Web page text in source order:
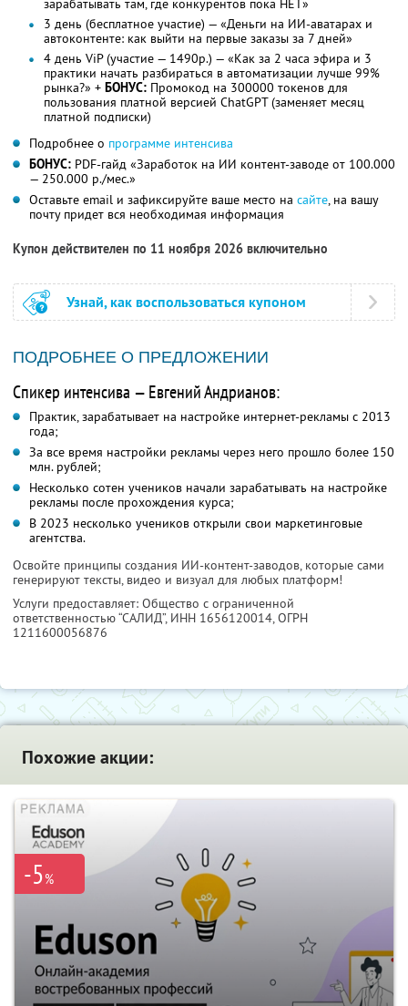
зарабатывать там, где конкурентов пока НЕТ»
3 день (бесплатное участие) — «Деньги на ИИ-аватарах и
автоконтенте: как выйти на первые заказы за 7 дней»
4 день ViP (участие — 1490р.) — «Как за 2 часа эфира и 3
практики начать разбираться в автоматизации лучше 99%
рынка?» + БОНУС: Промокод на 300000 токенов для
пользования платной версией ChatGPT (заменяет месяц
платной подписки)
Подробнее о программе интенсива
БОНУС: PDF-гайд «Заработок на ИИ контент-заводе от 100.000
— 250.000 р./мес.»
Оставьте email и зафиксируйте ваше место на сайте, на вашу
почту придет вся необходимая информация
Купон действителен по 11 ноября 2026 включительно
Узнай, как воспользоваться купоном
ПОДРОБНЕЕ О ПРЕДЛОЖЕНИИ
Спикер интенсива — Евгений Андрианов:
Практик, зарабатывает на настройке интернет-рекламы с 2013
года;
За все время настройки рекламы через него прошло более 150
млн. рублей;
Несколько сотен учеников начали зарабатывать на настройке
рекламы после прохождения курса;
В 2023 несколько учеников открыли свои маркетинговые
агентства.
Освойте принципы создания ИИ-контент-заводов, которые сами
генерируют тексты, видео и визуал для любых платформ!
Услуги предоставляет: Общество с ограниченной
ответственностью “САЛИД”, ИНН 1656120014, ОГРН
1211600056876
Похожие акции:
-5%